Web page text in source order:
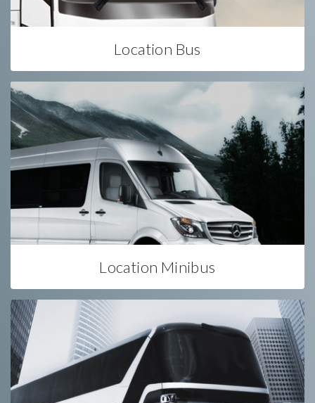
Location Bus
Location Minibus